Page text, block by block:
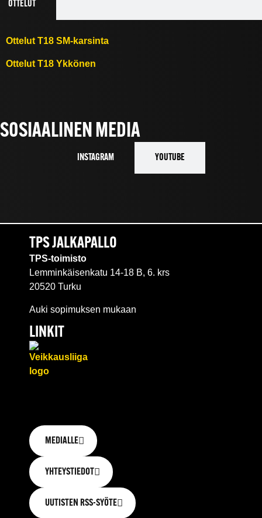
OTTELUT
Ottelut T18 SM-karsinta
Ottelut T18 Ykkönen
SOSIAALINEN MEDIA
INSTAGRAM YOUTUBE
TPS JALKAPALLO
TPS-toimisto
Lemminkäisenkatu 14-18 B, 6. krs
20520 Turku
Auki sopimuksen mukaan
LINKIT
MEDIALLE
YHTEYSTIEDOT
UUTISTEN RSS-SYÖTE